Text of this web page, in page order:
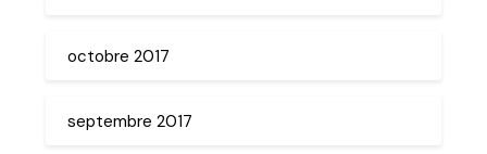
octobre 2017
septembre 2017